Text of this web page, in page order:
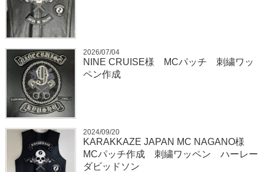
2026/07/04
NINE CRUISE様 MCパッチ 刺繍ワッ
ペン作成
2024/09/20
KARAKKAZE JAPAN MC NAGANO様
MCパッチ作成 刺繍ワッペン ハーレー
ダビッドソン